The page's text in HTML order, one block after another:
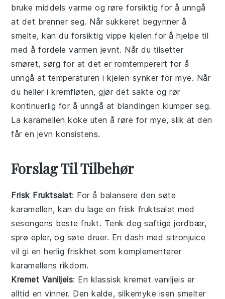
bruke middels varme og røre forsiktig for å unngå
at det brenner seg. Nårsukkeret begynner å
smelte, kan du forsiktig vippe kjelen for å hjelpe til
med å fordele varmen jevnt. Når du tilsetter
smøret, sørg for at det er romtemperert for å
unngå at temperaturen i kjelen synker for mye. Når
du heller ikremfløten, gjør det sakte og rør
kontinuerlig for å unngå at blandingen klumper seg.
La karamellen koke uten å røre for mye, slik at den
får en jevn konsistens.
Forslag Til Tilbehør
Frisk Fruktsalat: For å balansere den søte
karamellen, kan du lage en frisk fruktsalat med
sesongens bestefrukt. Tenk deg saftigejordbær,
sprø epler, og søtedruer. En dash med sitronjuice
vil gi en herlig friskhet som komplementerer
karamellens rikdom.
Kremet Vaniljeis: En klassiskkremet vaniljeis er
alltid en vinner. Den kalde, silkemyke isen smelter